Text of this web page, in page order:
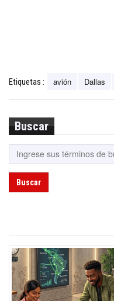
Etiquetas : avión Dallas
Buscar
Buscar